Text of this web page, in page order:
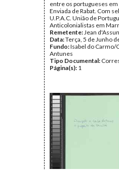
entre os portugueses
Enviada de Rabat. Com
U.P.A.C. União de
Anticolonialistas em
Remetente:Jean
Data:Terça, 5 de Junho
Fundo:Isabel do Carmo/
Antunes
Tipo Documental:
Página(s): 1